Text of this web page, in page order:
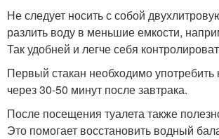
Не следует носить с собой
разлить воду в меньшие емкости,
Так удобней и легче себя
Первый стакан необходимо употребить
через 30-50 минут после завтрака.
После посещения туалета также
Это помогает восстановить водный